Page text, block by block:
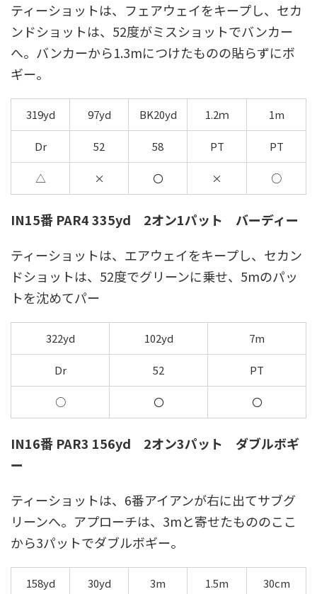
ティーショットは、フェアウェイをキープし、セカ
ンドショットは、52度がミスショットでバンカー
へ。バンカーから1.3mにつけたものの貼らずにボ
ギー。
319yd 97yd BK20yd 1.2ｍ 1m
Dr 52 58 PT PT
△ × 〇 × ○
IN15番 PAR4 335yd 2オン1パット バーディー
ティーショットは、エアウェイをキープし、セカン
ドショットは、52度でグリーンに乗せ、5mのパッ
トを沈めてパー
322yd 102yd 7m
Dr 52 PT
○ 〇 〇
IN16番 PAR3 156yd 2オン3パット ダブルボギ
ー
ティーショットは、6番アイアンが右に出てサブグ
リーンへ。アプローチは、3mと寄せたもののここ
から3パットでダブルボギー。
158yd 30yd 3m 1.5m 30cm